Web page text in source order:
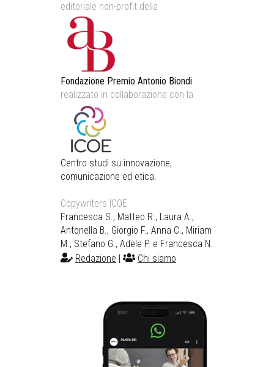
editoriale non-profit della
Fondazione Premio Antonio Biondi
realizzato in collaborazione con la
Centro studi su innovazione,
comunicazione ed etica.
Copywriters ICOE
Francesca S., Matteo R., Laura A.,
Antonella B., Giorgio F., Anna C., Miriam
M., Stefano G., Adele P. e Francesca N.
Redazione
Chi siamo